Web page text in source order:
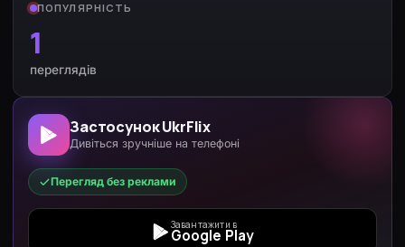
ПОПУЛЯРНІСТЬ
1
переглядів
Застосунок UkrFlix
Дивіться зручніше на телефоні
Перегляд без реклами
Завантажити в
Google Play